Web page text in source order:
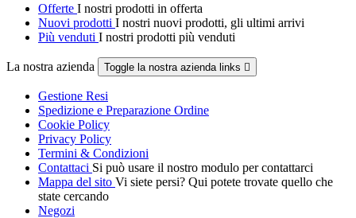
Offerte I nostri prodotti in offerta
Nuovi prodotti I nostri nuovi prodotti, gli ultimi arrivi
Più venduti I nostri prodotti più venduti
La nostra azienda Toggle la nostra azienda links 
Gestione Resi
Spedizione e Preparazione Ordine
Cookie Policy
Privacy Policy
Termini & Condizioni
Contattaci Si può usare il nostro modulo per contattarci
Mappa del sito Vi siete persi? Qui potete trovate quello che
state cercando
Negozi